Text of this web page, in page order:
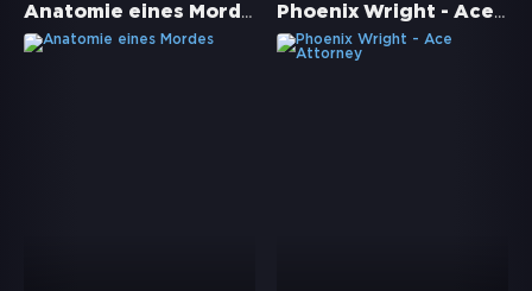
Anatomie eines Mordes Phoenix Wright - Ace Attorney